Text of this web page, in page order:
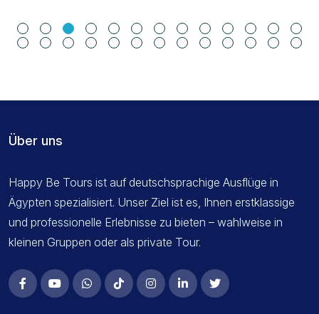
Über uns
Happy Be Tours ist auf deutschsprachige Ausflüge in
Ägypten spezialisiert. Unser Ziel ist es, Ihnen erstklassige
und professionelle Erlebnisse zu bieten – wahlweise in
kleinen Gruppen oder als private Tour.